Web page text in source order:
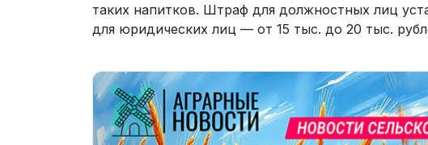
таких напитков. Штраф для должностных лиц
для юридических лиц — от 15 тыс. до 20 тыс.